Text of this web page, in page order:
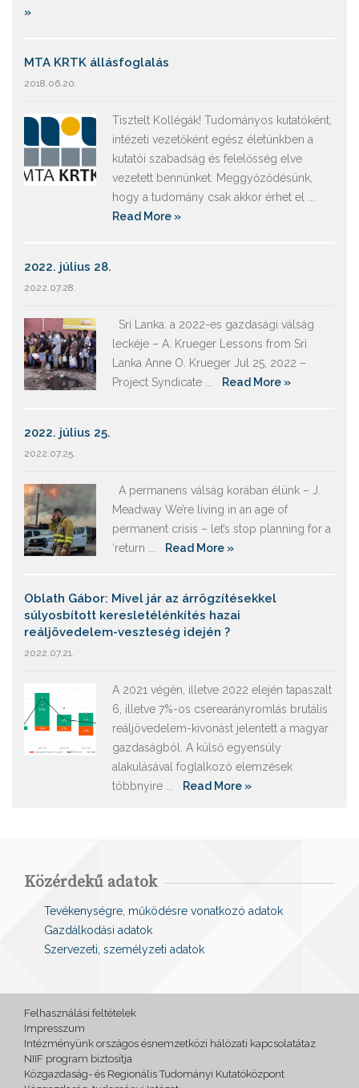
»
MTA KRTK állásfoglalás
2018.06.20.
Tisztelt Kollégák! Tudományos kutatóként,
intézeti vezetőként egész életünkben a
kutatói szabadság és felelősség elve
vezetett bennünket. Meggyőződésünk,
hogy a tudomány csak akkor érhet el ...
Read More »
2022. július 28.
2022.07.28.
Srí Lanka: a 2022-es gazdasági válság
leckéje – A. Krueger Lessons from Sri
Lanka Anne O. Krueger Jul 25, 2022 –
Project Syndicate ... Read More »
2022. július 25.
2022.07.25.
A permanens válság korában élünk – J.
Meadway We’re living in an age of
permanent crisis – let’s stop planning for a
‘return ... Read More »
Oblath Gábor: Mivel jár az árrögzítésekkel
súlyosbított keresletélénkítés hazai
reáljövedelem-veszteség idején ?
2022.07.21.
A 2021 végén, illetve 2022 elején tapaszalt
6, illetve 7%-os cserearányromlás brutális
reáljövedelem-kivonást jelentett a magyar
gazdaságból. A külső egyensúly
alakulásával foglalkozó elemzések
többnyire ... Read More »
Közérdekű adatok
Tevékenységre, működésre vonatkozó adatok
Gazdálkodási adatok
Szervezeti, személyzeti adatok
Felhasználási feltételek
Impresszum
Intézményünk országos ésnemzetközi hálózati kapcsolatátaz
NIIF program biztosítja
Közgazdaság- és Regionális Tudományi Kutatóközpont